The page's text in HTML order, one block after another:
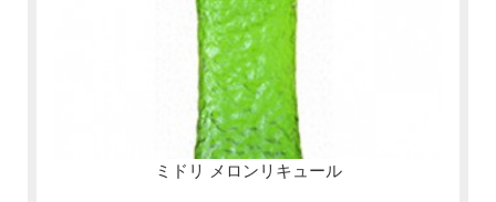
ミドリ メロンリキュール